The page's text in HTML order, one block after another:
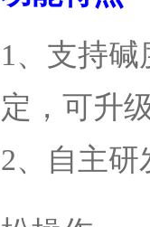
1、支持碱
定，可升
2、自主研